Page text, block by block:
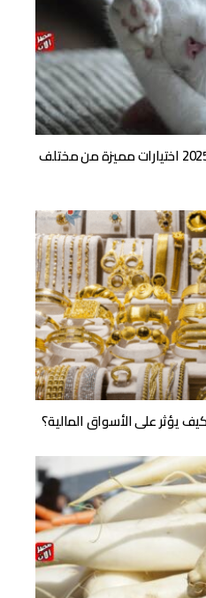
أجمل أسماء قطط إناث لعام 2025 اختيارات مميزة من مختلف
يؤثر على الأسواق المالية؟